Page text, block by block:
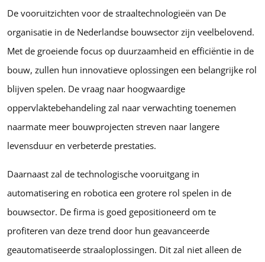
De vooruitzichten voor de straaltechnologieën van De
organisatie in de Nederlandse bouwsector zijn veelbelovend.
Met de groeiende focus op duurzaamheid en efficiëntie in de
bouw, zullen hun innovatieve oplossingen een belangrijke rol
blijven spelen. De vraag naar hoogwaardige
oppervlaktebehandeling zal naar verwachting toenemen
naarmate meer bouwprojecten streven naar langere
levensduur en verbeterde prestaties.
Daarnaast zal de technologische vooruitgang in
automatisering en robotica een grotere rol spelen in de
bouwsector. De firma is goed gepositioneerd om te
profiteren van deze trend door hun geavanceerde
geautomatiseerde straaloplossingen. Dit zal niet alleen de